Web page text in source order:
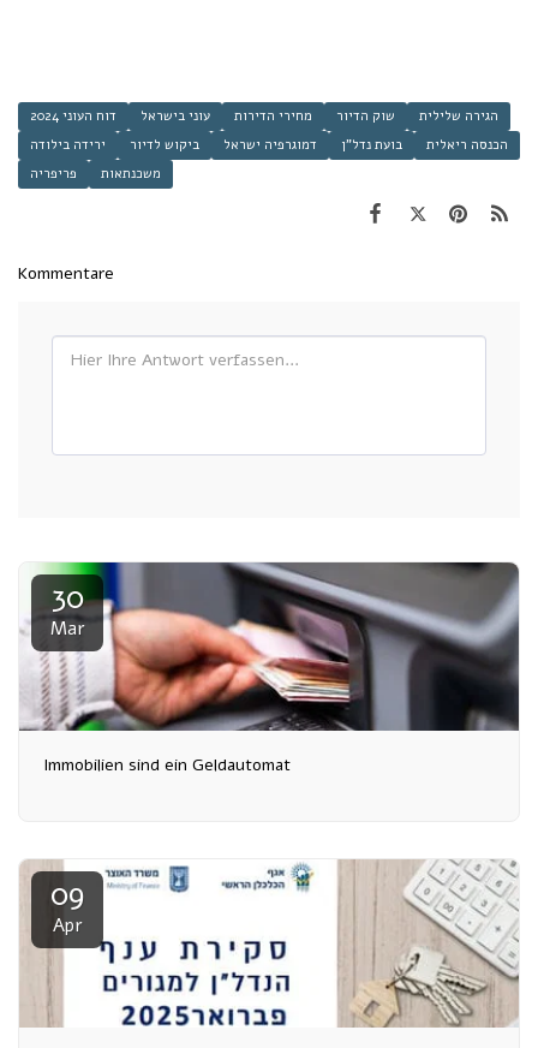
דוח העוני 2024 עוני בישראל מחירי הדירות שוק הדיור
הגירה שלילית
ירידה בילודה
ביקוש לדיור דמוגרפיה ישראל בועת נדל"ן
הכנסה ריאלית
פריפריה
משכנתאות
Kommentare
30
Mar
Immobilien sind ein Geldautomat
09
Apr